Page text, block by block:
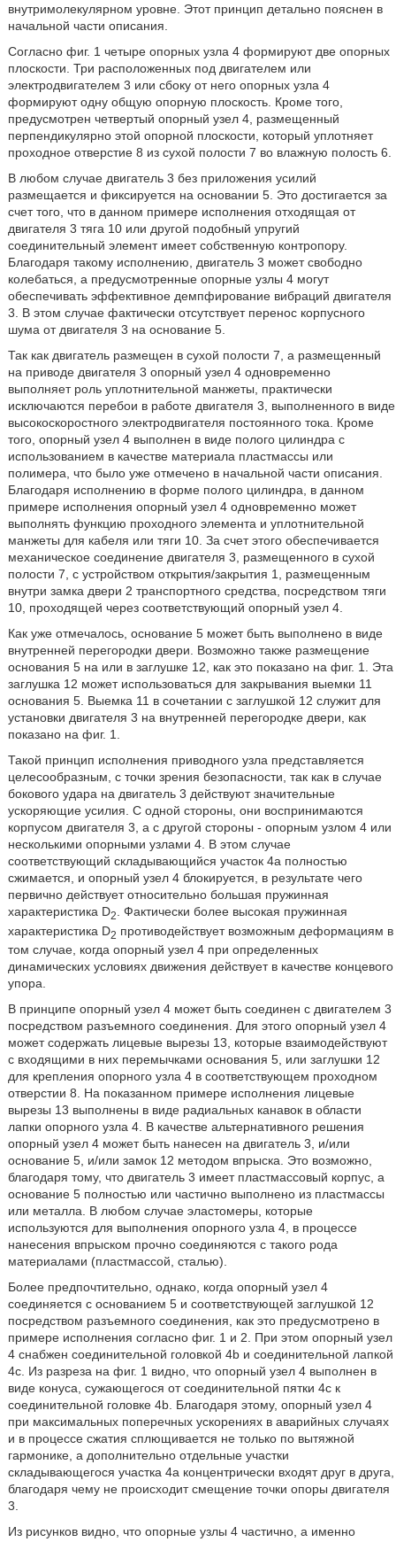
внутримолекулярном уровне. Этот принцип детально пояснен в
начальной части описания.
Согласно фиг. 1 четыре опорных узла 4 формируют две опорных
плоскости. Три расположенных под двигателем или
электродвигателем 3 или сбоку от него опорных узла 4
формируют одну общую опорную плоскость. Кроме того,
предусмотрен четвертый опорный узел 4, размещенный
перпендикулярно этой опорной плоскости, который уплотняет
проходное отверстие 8 из сухой полости 7 во влажную полость 6.
В любом случае двигатель 3 без приложения усилий
размещается и фиксируется на основании 5. Это достигается за
счет того, что в данном примере исполнения отходящая от
двигателя 3 тяга 10 или другой подобный упругий
соединительный элемент имеет собственную контропору.
Благодаря такому исполнению, двигатель 3 может свободно
колебаться, а предусмотренные опорные узлы 4 могут
обеспечивать эффективное демпфирование вибраций двигателя
3. В этом случае фактически отсутствует перенос корпусного
шума от двигателя 3 на основание 5.
Так как двигатель размещен в сухой полости 7, а размещенный
на приводе двигателя 3 опорный узел 4 одновременно
выполняет роль уплотнительной манжеты, практически
исключаются перебои в работе двигателя 3, выполненного в виде
высокоскоростного электродвигателя постоянного тока. Кроме
того, опорный узел 4 выполнен в виде полого цилиндра с
использованием в качестве материала пластмассы или
полимера, что было уже отмечено в начальной части описания.
Благодаря исполнению в форме полого цилиндра, в данном
примере исполнения опорный узел 4 одновременно может
выполнять функцию проходного элемента и уплотнительной
манжеты для кабеля или тяги 10. За счет этого обеспечивается
механическое соединение двигателя 3, размещенного в сухой
полости 7, с устройством открытия/закрытия 1, размещенным
внутри замка двери 2 транспортного средства, посредством тяги
10, проходящей через соответствующий опорный узел 4.
Как уже отмечалось, основание 5 может быть выполнено в виде
внутренней перегородки двери. Возможно также размещение
основания 5 на или в заглушке 12, как это показано на фиг. 1. Эта
заглушка 12 может использоваться для закрывания выемки 11
основания 5. Выемка 11 в сочетании с заглушкой 12 служит для
установки двигателя 3 на внутренней перегородке двери, как
показано на фиг. 1.
Такой принцип исполнения приводного узла представляется
целесообразным, с точки зрения безопасности, так как в случае
бокового удара на двигатель 3 действуют значительные
ускоряющие усилия. С одной стороны, они воспринимаются
корпусом двигателя 3, а с другой стороны - опорным узлом 4 или
несколькими опорными узлами 4. В этом случае
соответствующий складывающийся участок 4а полностью
сжимается, и опорный узел 4 блокируется, в результате чего
первично действует относительно большая пружинная
характеристика D2
. Фактически более высокая пружинная
характеристика D2 противодействует возможным деформациям в
том случае, когда опорный узел 4 при определенных
динамических условиях движения действует в качестве концевого
упора.
В принципе опорный узел 4 может быть соединен с двигателем 3
посредством разъемного соединения. Для этого опорный узел 4
может содержать лицевые вырезы 13, которые взаимодействуют
с входящими в них перемычками основания 5, или заглушки 12
для крепления опорного узла 4 в соответствующем проходном
отверстии 8. На показанном примере исполнения лицевые
вырезы 13 выполнены в виде радиальных канавок в области
лапки опорного узла 4. В качестве альтернативного решения
опорный узел 4 может быть нанесен на двигатель 3, и/или
основание 5, и/или замок 12 методом впрыска. Это возможно,
благодаря тому, что двигатель 3 имеет пластмассовый корпус, а
основание 5 полностью или частично выполнено из пластмассы
или металла. В любом случае эластомеры, которые
используются для выполнения опорного узла 4, в процессе
нанесения впрыском прочно соединяются с такого рода
материалами (пластмассой, сталью).
Более предпочтительно, однако, когда опорный узел 4
соединяется с основанием 5 и соответствующей заглушкой 12
посредством разъемного соединения, как это предусмотрено в
примере исполнения согласно фиг. 1 и 2. При этом опорный узел
4 снабжен соединительной головкой 4b и соединительной лапкой
4с. Из разреза на фиг. 1 видно, что опорный узел 4 выполнен в
виде конуса, сужающегося от соединительной пятки 4с к
соединительной головке 4b. Благодаря этому, опорный узел 4
при максимальных поперечных ускорениях в аварийных случаях
и в процессе сжатия сплющивается не только по вытяжной
гармонике, а дополнительно отдельные участки
складывающегося участка 4а концентрически входят друг в друга,
благодаря чему не происходит смещение точки опоры двигателя
3.
Из рисунков видно, что опорные узлы 4 частично, а именно